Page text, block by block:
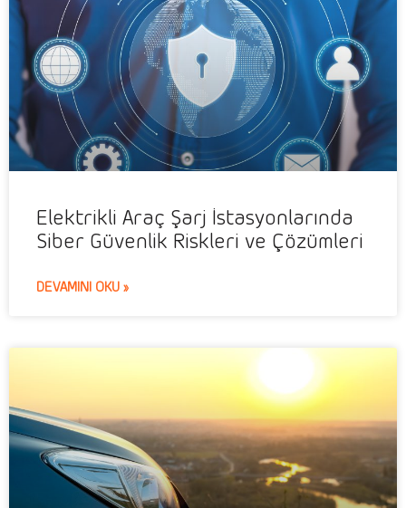
Elektrikli Araç Şarj İstasyonlarında
Siber Güvenlik Riskleri ve Çözümleri
DEVAMINI OKU »